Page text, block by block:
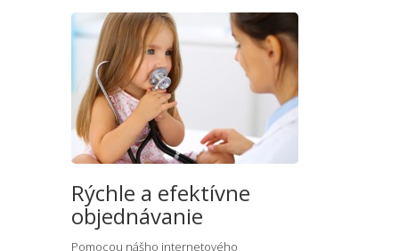
Rýchle a efektívne
objednávanie
Pomocou nášho internetového